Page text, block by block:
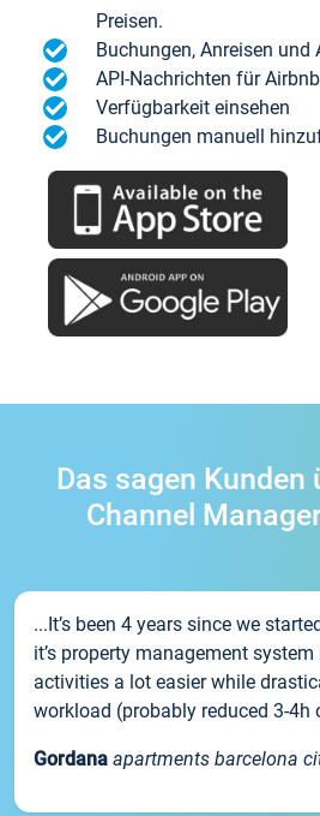
Preisen.
Buchungen, Anreisen und
API-Nachrichten für
Verfügbarkeit einsehen
Buchungen manuell
Das sagen Kunden
Channel
...It’s been 4 years since we
it’s property management
activities a lot easier while
workload (probably reduced 3-4h
Gordana apartments barcelona